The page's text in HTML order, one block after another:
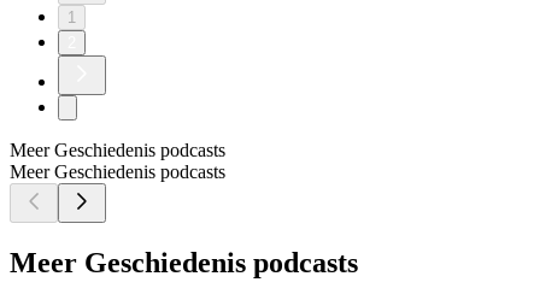
1
Meer Geschiedenis podcasts
Meer Geschiedenis podcasts
Meer Geschiedenis podcasts